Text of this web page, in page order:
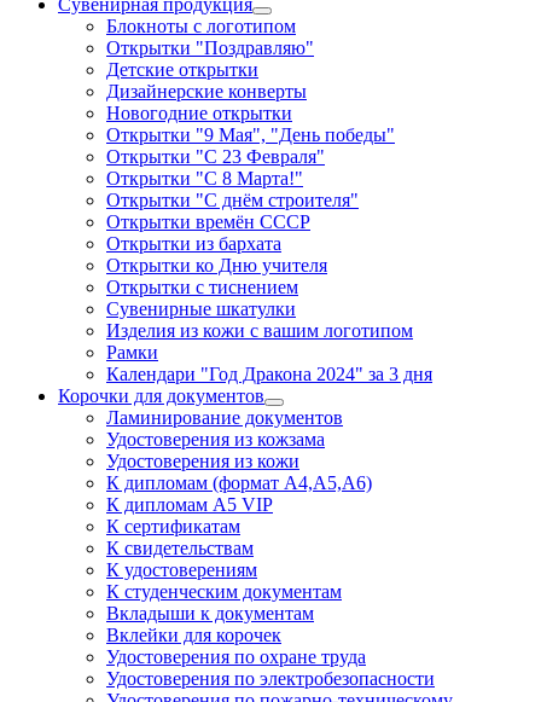
Блокноты с логотипом
Открытки "Поздравляю"
Детские открытки
Дизайнерские конверты
Новогодние открытки
Открытки "9 Мая", "День победы"
Открытки "С 23 Февраля"
Открытки "С 8 Марта!"
Открытки "С днём строителя"
Открытки времён СССР
Открытки из бархата
Открытки ко Дню учителя
Открытки с тиснением
Сувенирные шкатулки
Изделия из кожи с вашим логотипом
Рамки
Календари "Год Дракона 2024" за 3 дня
Корочки для документов
Ламинирование документов
Удостоверения из кожзама
Удостоверения из кожи
К дипломам (формат А4,А5,А6)
К дипломам А5 VIP
К сертификатам
К свидетельствам
К удостоверениям
К студенческим документам
Вкладыши к документам
Вклейки для корочек
Удостоверения по охране труда
Удостоверения по электробезопасности